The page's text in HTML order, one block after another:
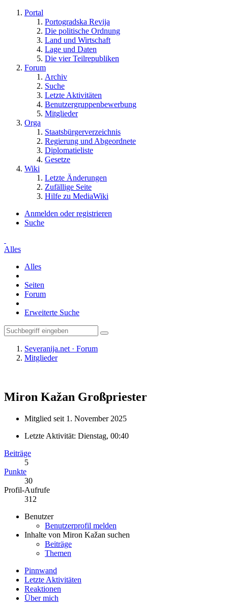
Portal
Portogradska Revija
Die politische Ordnung
Land und Wirtschaft
Lage und Daten
Die vier Teilrepubliken
Forum
Archiv
Suche
Letzte Aktivitäten
Benutzergruppenbewerbung
Mitglieder
Orga
Staatsbürgerverzeichnis
Regierung und Abgeordnete
Diplomatieliste
Gesetze
Wiki
Letzte Änderungen
Zufällige Seite
Hilfe zu MediaWiki
Anmelden oder registrieren
Suche
Alles
Alles
Seiten
Forum
Erweiterte Suche
Severanija.net · Forum
Mitglieder
Miron Kažan Großpriester
Mitglied seit 1. November 2025
Letzte Aktivität: Dienstag, 00:40
Beiträge
5
Punkte
30
Profil-Aufrufe
312
Benutzer
Benutzerprofil melden
Inhalte von Miron Kažan suchen
Beiträge
Themen
Pinnwand
Letzte Aktivitäten
Reaktionen
Über mich